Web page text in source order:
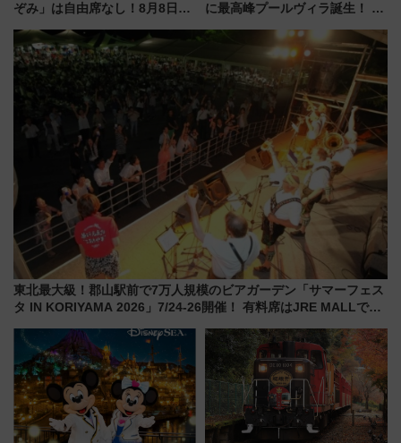
ぞみ」は自由席なし！8月8日午
せば空きが見つかることも 混
雑避ける「空席」探しのコツ
に最高峰プールヴィラ誕生！ 石
美旅「何もしない贅沢」を体験
してみない？
東北最大級！郡山駅前で7万人規模のビアガーデン「サマーフェス
タ IN KORIYAMA 2026」7/24-26開催！ 有料席はJRE MALLで予